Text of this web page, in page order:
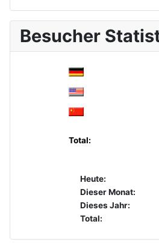
Besucher
Total:
Heute:
Dieser Monat:
Dieses Jahr:
Total: